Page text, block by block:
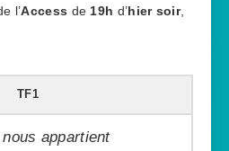
l’Access de 19h d’hier soir,
TF1
appartient